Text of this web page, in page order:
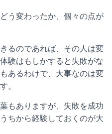
う変わったか、個々の点が
るのであれば、その人は変
験はもしかすると失敗がな
あるわけで、大事なのは変
。
もありますが、失敗を成功
ちから経験しておくのが大